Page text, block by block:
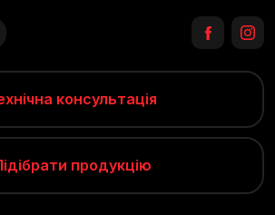
консультація
продукцію